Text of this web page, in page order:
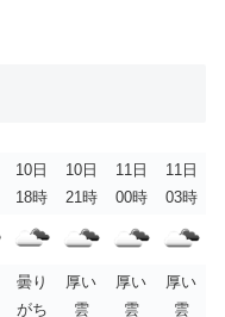
10日
18時
10日
21時
11日
00時
11日
03時
曇り
がち
厚い
雲
厚い
雲
厚い
雲